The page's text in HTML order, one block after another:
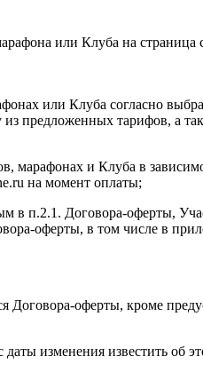
или Клуба на
или Клуба согласно
предложенных тарифов, а
марафонах и Клуба в
на момент оплаты;
п.2.1. Договора-оферты,
оферты, в том числе в
оферты, кроме
изменения известить об